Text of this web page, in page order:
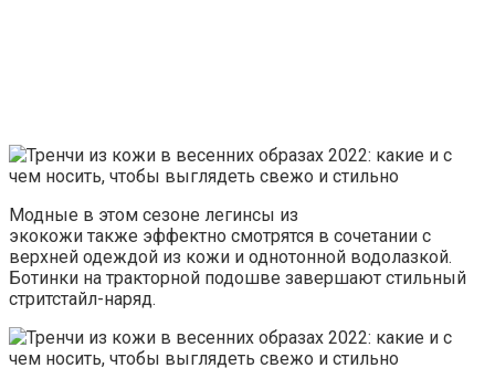
Модные в этом сезоне легинсы из
экокожи также эффектно смотрятся в сочетании с
верхней одеждой из кожи и однотонной водолазкой.
Ботинки на тракторной подошве завершают стильный
стритстайл-наряд.